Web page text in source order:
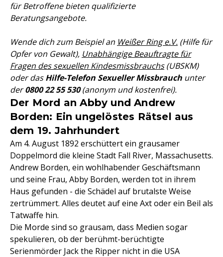
für Betroffene bieten qualifizierte
Beratungsangebote.
Wende dich zum Beispiel an Weißer Ring e.V. (Hilfe für
Opfer von Gewalt), Unabhängige Beauftragte für
Fragen des sexuellen Kindesmissbrauchs(UBSKM)
oder dasHilfe-Telefon Sexueller Missbrauch unter
der0800 22 55 530(anonym und kostenfrei).
Der Mord an Abby und Andrew
Borden: Ein ungelöstes Rätsel aus
dem 19. Jahrhundert
Am 4. August 1892 erschüttert ein grausamer
Doppelmord die kleine Stadt Fall River, Massachusetts.
Andrew Borden, ein wohlhabender Geschäftsmann
und seine Frau, Abby Borden, werden tot in ihrem
Haus gefunden - die Schädel auf brutalste Weise
zertrümmert. Alles deutet auf eine Axt oder ein Beil als
Tatwaffe hin.
Die Morde sind so grausam, dass Medien sogar
spekulieren, ob der berühmt-berüchtigte
Serienmörder Jack the Ripper nicht in die USA